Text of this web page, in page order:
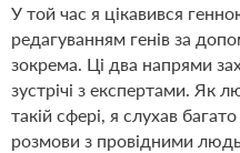
У той час я цікавився
редагуванням генів за
зокрема. Ці два напрями
зустрічі з експертами. Як
такій сфері, я слухав
розмови з провідними